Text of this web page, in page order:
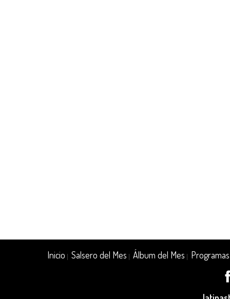
Inicio |Salsero del Mes |Álbum del Mes Programas